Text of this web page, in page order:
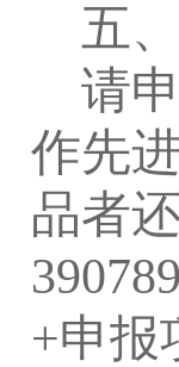
五
请
作先
品者
+申报